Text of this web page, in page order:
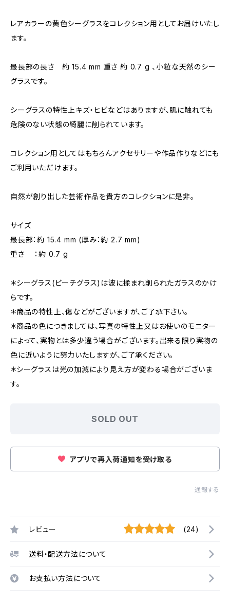
レアカラーの黄色シーグラスをコレクション用としてお届けいたし
ます。
最長部の長さ 約 15.4 mm 重さ 約 0.7 g 、小粒な天然のシー
グラスです。
シーグラスの特性上キズ・ヒビなどはありますが、肌に触れても
危険のない状態の綺麗に削られています。
コレクション用としてはもちろんアクセサリーや作品作りなどにも
ご利用いただけます。
自然が創り出した芸術作品を貴方のコレクションに是非。
サイズ
最長部：約 15.4 mm (厚み：約 2.7 mm)
重さ ：約 0.7 g
＊シーグラス(ビーチグラス)は波に揉まれ削られたガラスのかけ
らです。
＊商品の特性上、傷などがございますが、ご了承下さい。
＊商品の色につきましては、写真の特性上又はお使いのモニター
によって、実物とは多少違う場合がございます。出来る限り実物の
色に近いように努力いたしますが、ご了承ください。
＊シーグラスは光の加減により見え方が変わる場合がございま
す。
SOLD OUT
アプリで再入荷通知を受け取る
通報する
レビュー (24)
送料・配送方法について
お支払い方法について